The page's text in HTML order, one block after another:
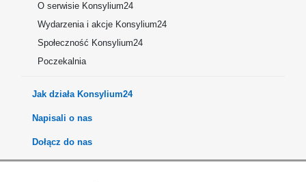
O serwisie Konsylium24
Wydarzenia i akcje Konsylium24
Społeczność Konsylium24
Poczekalnia
Jak działa Konsylium24
Napisali o nas
Dołącz do nas